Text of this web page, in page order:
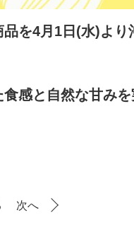
を4月1日(水)より
感と自然な甘みを
次へ